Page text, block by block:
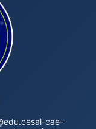
cae-